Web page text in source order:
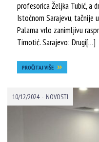
profesorica Željka Tubić, a
Istočnom Sarajevu,
Palama vrlo zanimljivu
Timotić. Sarajevo: Drugi[…]
PROČITAJ VIŠE
10/12/2024 - NOVOSTI